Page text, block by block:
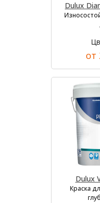
Dulux
от
Dulux
Краска